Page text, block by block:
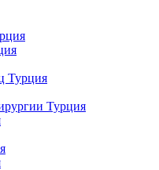
Турция
Турция